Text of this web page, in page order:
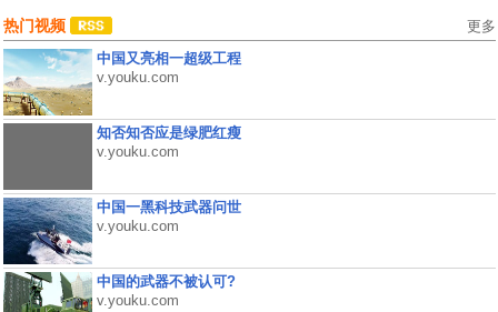
热门视频 更多
中国又亮相一超级工程
v.youku.com
知否知否应是绿肥红瘦
v.youku.com
中国一黑科技武器问世
v.youku.com
中国的武器不被认可?
v.youku.com